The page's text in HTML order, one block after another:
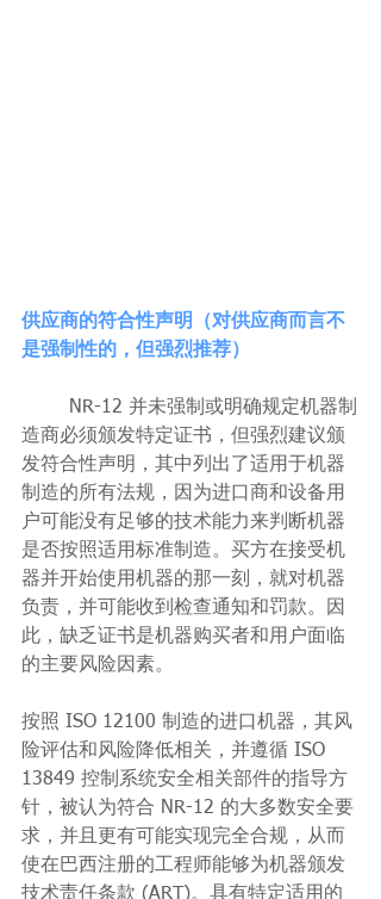
供应商的符合性声明（对供应商而言不
是强制性的，但强烈推荐）
造商必须颁发特定证书，但强烈建议颁
发符合性声明，其中列出了适用于机器
制造的所有法规，因为进口商和设备用
户可能没有足够的技术能力来判断机器
是否按照适用标准制造。买方在接受机
器并开始使用机器的那一刻，就对机器
负责，并可能收到检查通知和罚款。因
此，缺乏证书是机器购买者和用户面临
的主要风险因素。
按照 ISO 12100 制造的进口机器，其风
险评估和风险降低相关，并遵循 ISO
13849 控制系统安全相关部件的指导方
针，被认为符合 NR-12 的大多数安全要
求，并且更有可能实现完全合规，从而
使在巴西注册的工程师能够为机器颁发
技术责任条款 (ART)。具有特定适用的